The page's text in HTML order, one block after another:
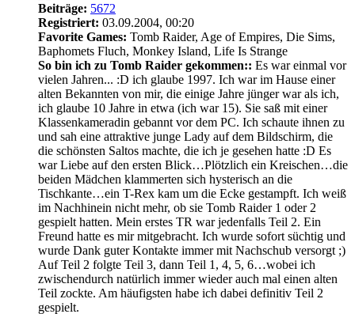
Beiträge: 5672
Registriert: 03.09.2004, 00:20
Favorite Games: Tomb Raider, Age of Empires, Die Sims,
Baphomets Fluch, Monkey Island, Life Is Strange
So bin ich zu Tomb Raider gekommen:: Es war einmal vor
vielen Jahren... :D ich glaube 1997. Ich war im Hause einer
alten Bekannten von mir, die einige Jahre jünger war als ich,
ich glaube 10 Jahre in etwa (ich war 15). Sie saß mit einer
Klassenkameradin gebannt vor dem PC. Ich schaute ihnen zu
und sah eine attraktive junge Lady auf dem Bildschirm, die
die schönsten Saltos machte, die ich je gesehen hatte :D Es
war Liebe auf den ersten Blick…Plötzlich ein Kreischen…die
beiden Mädchen klammerten sich hysterisch an die
Tischkante…ein T-Rex kam um die Ecke gestampft. Ich weiß
im Nachhinein nicht mehr, ob sie Tomb Raider 1 oder 2
gespielt hatten. Mein erstes TR war jedenfalls Teil 2. Ein
Freund hatte es mir mitgebracht. Ich wurde sofort süchtig und
wurde Dank guter Kontakte immer mit Nachschub versorgt ;)
Auf Teil 2 folgte Teil 3, dann Teil 1, 4, 5, 6…wobei ich
zwischendurch natürlich immer wieder auch mal einen alten
Teil zockte. Am häufigsten habe ich dabei definitiv Teil 2
gespielt.